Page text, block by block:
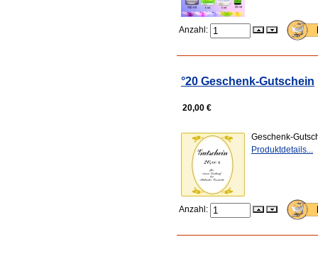
Anzahl:
°20 Geschenk-Gutschein
20,00 €
Geschenk-
Produktdetails...
Anzahl: